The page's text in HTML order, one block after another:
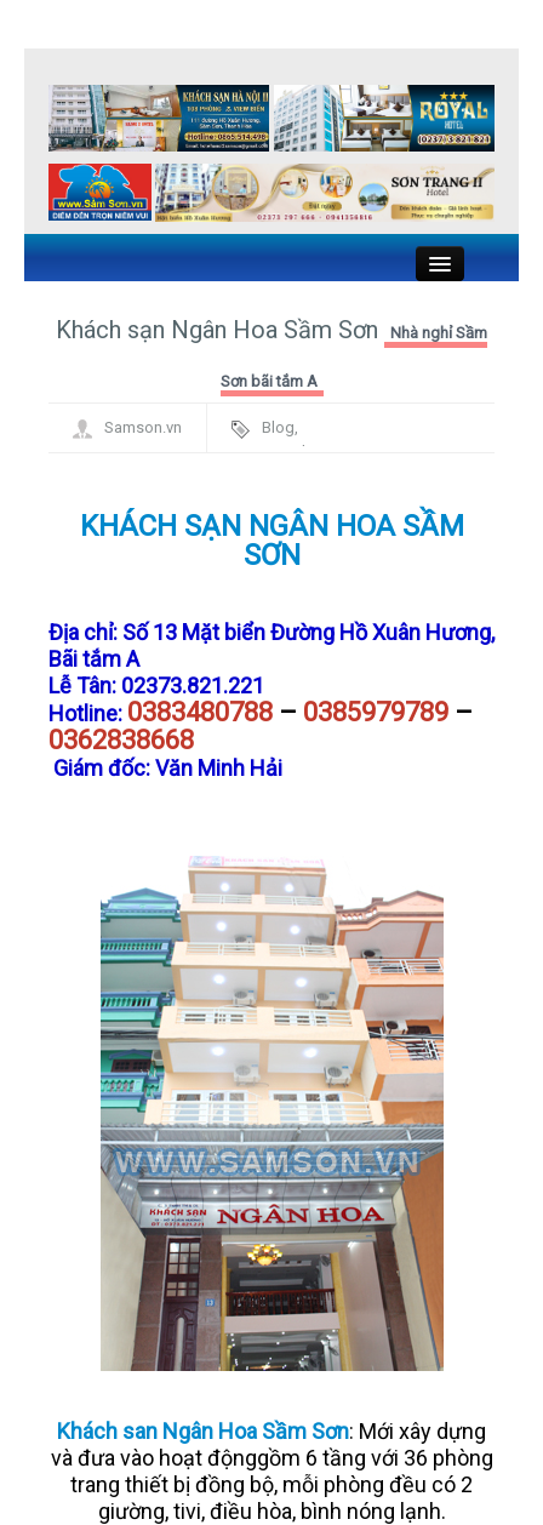
KHÁCH SẠN SẦM SƠN
NHÀ NGHỈ SẦM SƠN
DU LỊCH SẦM SƠN
Khách sạn Ngân Hoa Sầm Sơn Nhà nghỉ Sầm
Sơn bãi tắm A
Samson.vn Blog
Framework
KHÁCH SẠN NGÂN HOA SẦM
SƠN
Địa chỉ: Số 13 Mặt biển Đường Hồ Xuân Hương,
Bãi tắm A
Lễ Tân: 02373.821.221
Hotline: 0383480788 – 0385979789 –
0362838668
Giám đốc: Văn Minh Hải
Khách san Ngân Hoa Sầm Sơn: Mới xây dựng
và đưa vào hoạt độnggồm 6 tầng với 36 phòng
trang thiết bị đồng bộ, mỗi phòng đều có 2
giường, tivi, điều hòa, bình nóng lạnh.